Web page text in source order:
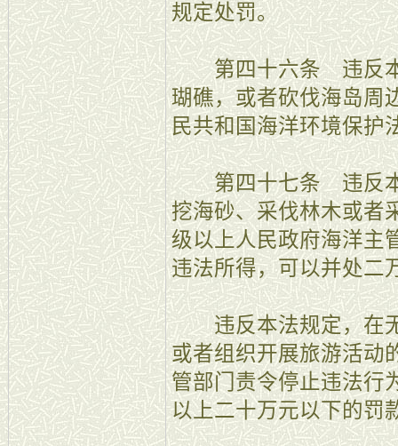
规定处罚。
第四十六条 违反本
瑚礁，或者砍伐海岛周
民共和国海洋环境保护
第四十七条 违反本
挖海砂、采伐林木或者
级以上人民政府海洋主
违法所得，可以并处二
违反本法规定，在无
或者组织开展旅游活动
管部门责令停止违法行
以上二十万元以下的罚